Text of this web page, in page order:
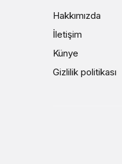
Hakkımızda
İletişim
Künye
Gizlilik politikası